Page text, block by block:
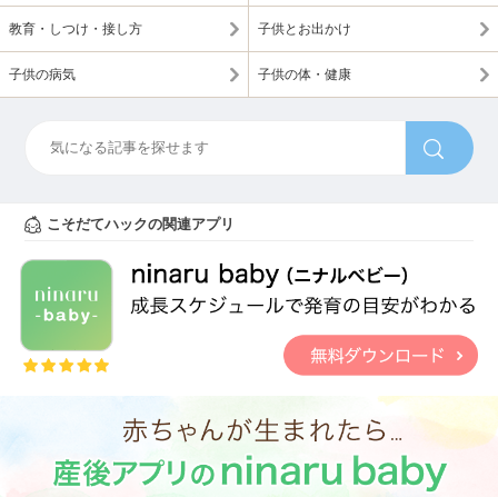
教育・しつけ・接し方 子供とお出かけ
子供の病気 子供の体・健康
こそだてハックの関連アプリ